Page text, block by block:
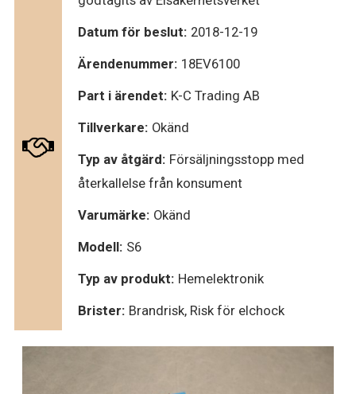
Datum för beslut: 2018-12-19
Ärendenummer: 18EV6100
Part i ärendet: K-C Trading AB
Tillverkare: Okänd
Typ av åtgärd: Försäljningsstopp med
återkallelse från konsument
Varumärke: Okänd
Modell: S6
Typ av produkt: Hemelektronik
Brister: Brandrisk, Risk för elchock